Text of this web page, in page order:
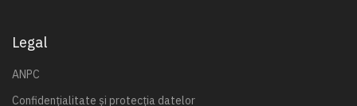
Legal
ANPC
Confidențialitate și protecția datelor